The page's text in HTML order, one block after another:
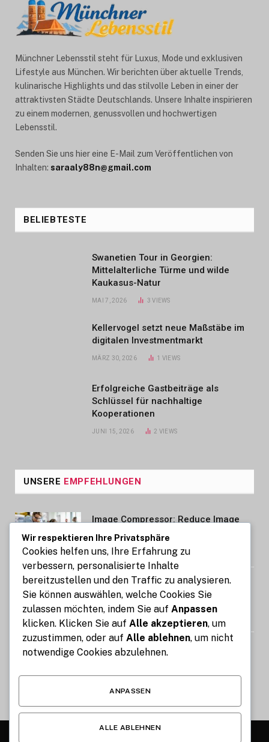
Münchner Lebensstil steht für Luxus, Mode und exklusiven
Lifestyle aus München. Wir berichten über aktuelle Trends,
kulinarische Highlights und das stilvolle Leben in einer der
attraktivsten Städte Deutschlands. Unsere Inhalte inspirieren
zu einem modernen, genussvollen und hochwertigen
Lebensstil.
Senden Sie uns hier eine E-Mail zum Veröffentlichen von
Inhalten: saraaly88n@gmail.com
BELIEBTESTE
Swanetien Tour in Georgien:
Mittelalterliche Türme und wilde
Kaukasus-Natur
MAI 7, 2026 3VIEWS
Kellervogel setzt neue Maßstäbe im
digitalen Investmentmarkt
MÄRZ 30, 2026 1 VIEWS
Erfolgreiche Gastbeiträge als
Schlüssel für nachhaltige
Kooperationen
JUNI 15, 2026 2 VIEWS
UNSERE EMPFEHLUNGEN
Image Compressor: Reduce Image
Size Without Losing Quality for Free
AUGUST 6, 2026
Auto mit Fahrer in Südindien Kosten
und wichtige Informationen
AUGUST 6, 2026
STIG ROCK Erfahrungen Deutsch
Wir respektieren Ihre Privatsphäre
Cookies helfen uns, Ihre Erfahrung zu
verbessern, personalisierte Inhalte
bereitzustellen und den Traffic zu analysieren.
Sie können auswählen, welche Cookies Sie
zulassen möchten, indem Sie auf Anpassen
klicken. Klicken Sie auf Alle akzeptieren, um
zuzustimmen, oder auf Alle ablehnen, um nicht
notwendige Cookies abzulehnen.
ANPASSEN
ALLE ABLEHNEN